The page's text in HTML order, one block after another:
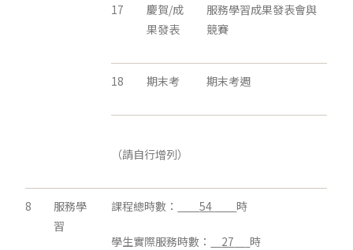
17
慶賀/成
果發表
服務學習成果發表會與
競賽
18 期末考 期末考週
（請自行增列）
8
服務學
習
課程總時數： 54 時
學生實際服務時數： 27 時